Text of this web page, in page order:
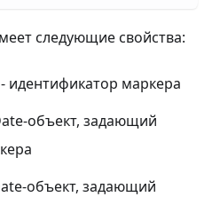
следующие свойства:
идентификатор маркера
объект, задающий
объект, задающий